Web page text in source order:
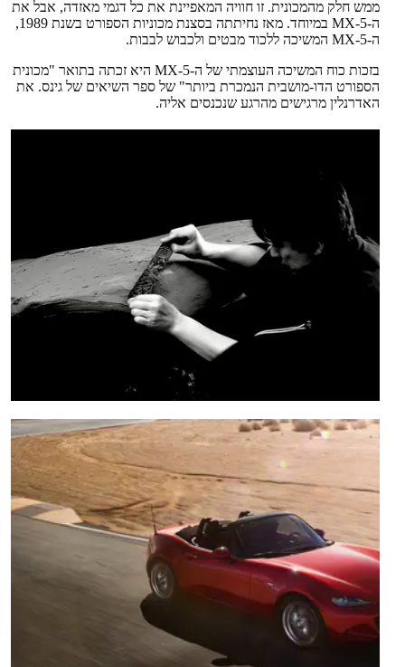
ממש חלק מהמכונית. זו חוויה המאפיינת את כל דגמי מאזדה, אבל את
ה-MX-5 במיוחד. מאז נחיתתה בסצנת מכוניות הספורט בשנת 1989,
בזכות כוח המשיכה העוצמתי של ה-MX-5 היא זכתה בתואר "מכונית
הספורט הדו-מושבית הנמכרת ביותר" של ספר השיאים של גינס. את
האדרנלין מרגישים מהרגע שנכנסים אליה.